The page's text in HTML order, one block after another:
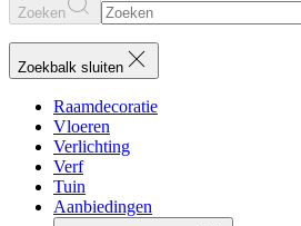
Zoeken
Zoekbalk sluiten
Raamdecoratie
Vloeren
Verlichting
Verf
Tuin
Aanbiedingen